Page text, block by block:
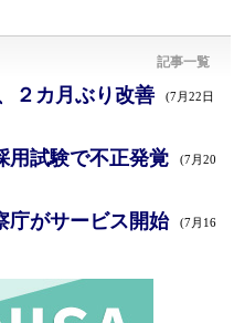
記事一覧
２カ月ぶり改善 (7月22日
用試験で不正発覚
(7月20
庁がサービス開始
(7月16